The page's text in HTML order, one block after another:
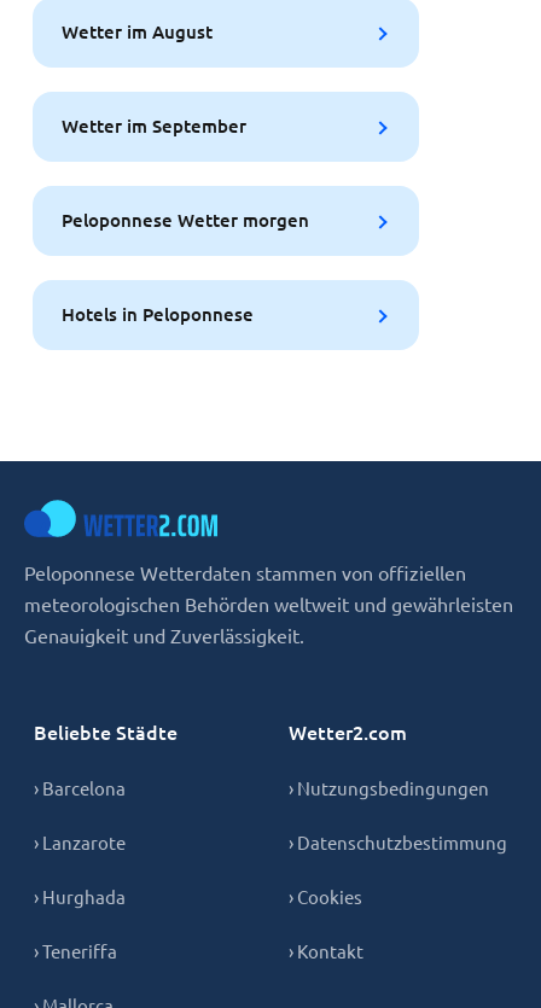
Wetter im August
Wetter im September
Peloponnese Wetter morgen
Hotels in Peloponnese
Peloponnese Wetterdaten stammen von offiziellen
meteorologischen Behörden weltweit und gewährleisten
Genauigkeit und Zuverlässigkeit.
Beliebte Städte
› Barcelona
› Lanzarote
› Hurghada
› Teneriffa
Wetter2.com
› Nutzungsbedingungen
› Datenschutzbestimmung
› Cookies
› Kontakt